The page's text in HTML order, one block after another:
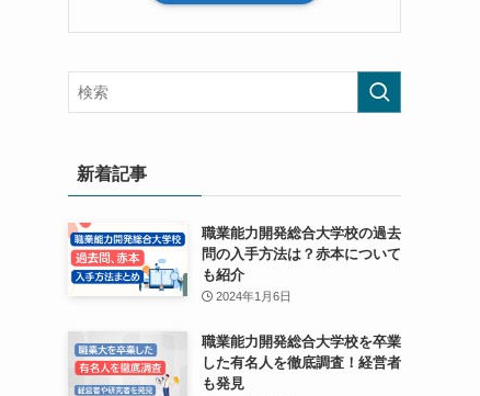
新着記事
職業能力開発総合大学校の過去
問の入手方法は？赤本について
も紹介
2024年1月6日
職業能力開発総合大学校を卒業
した有名人を徹底調査！経営者
も発見